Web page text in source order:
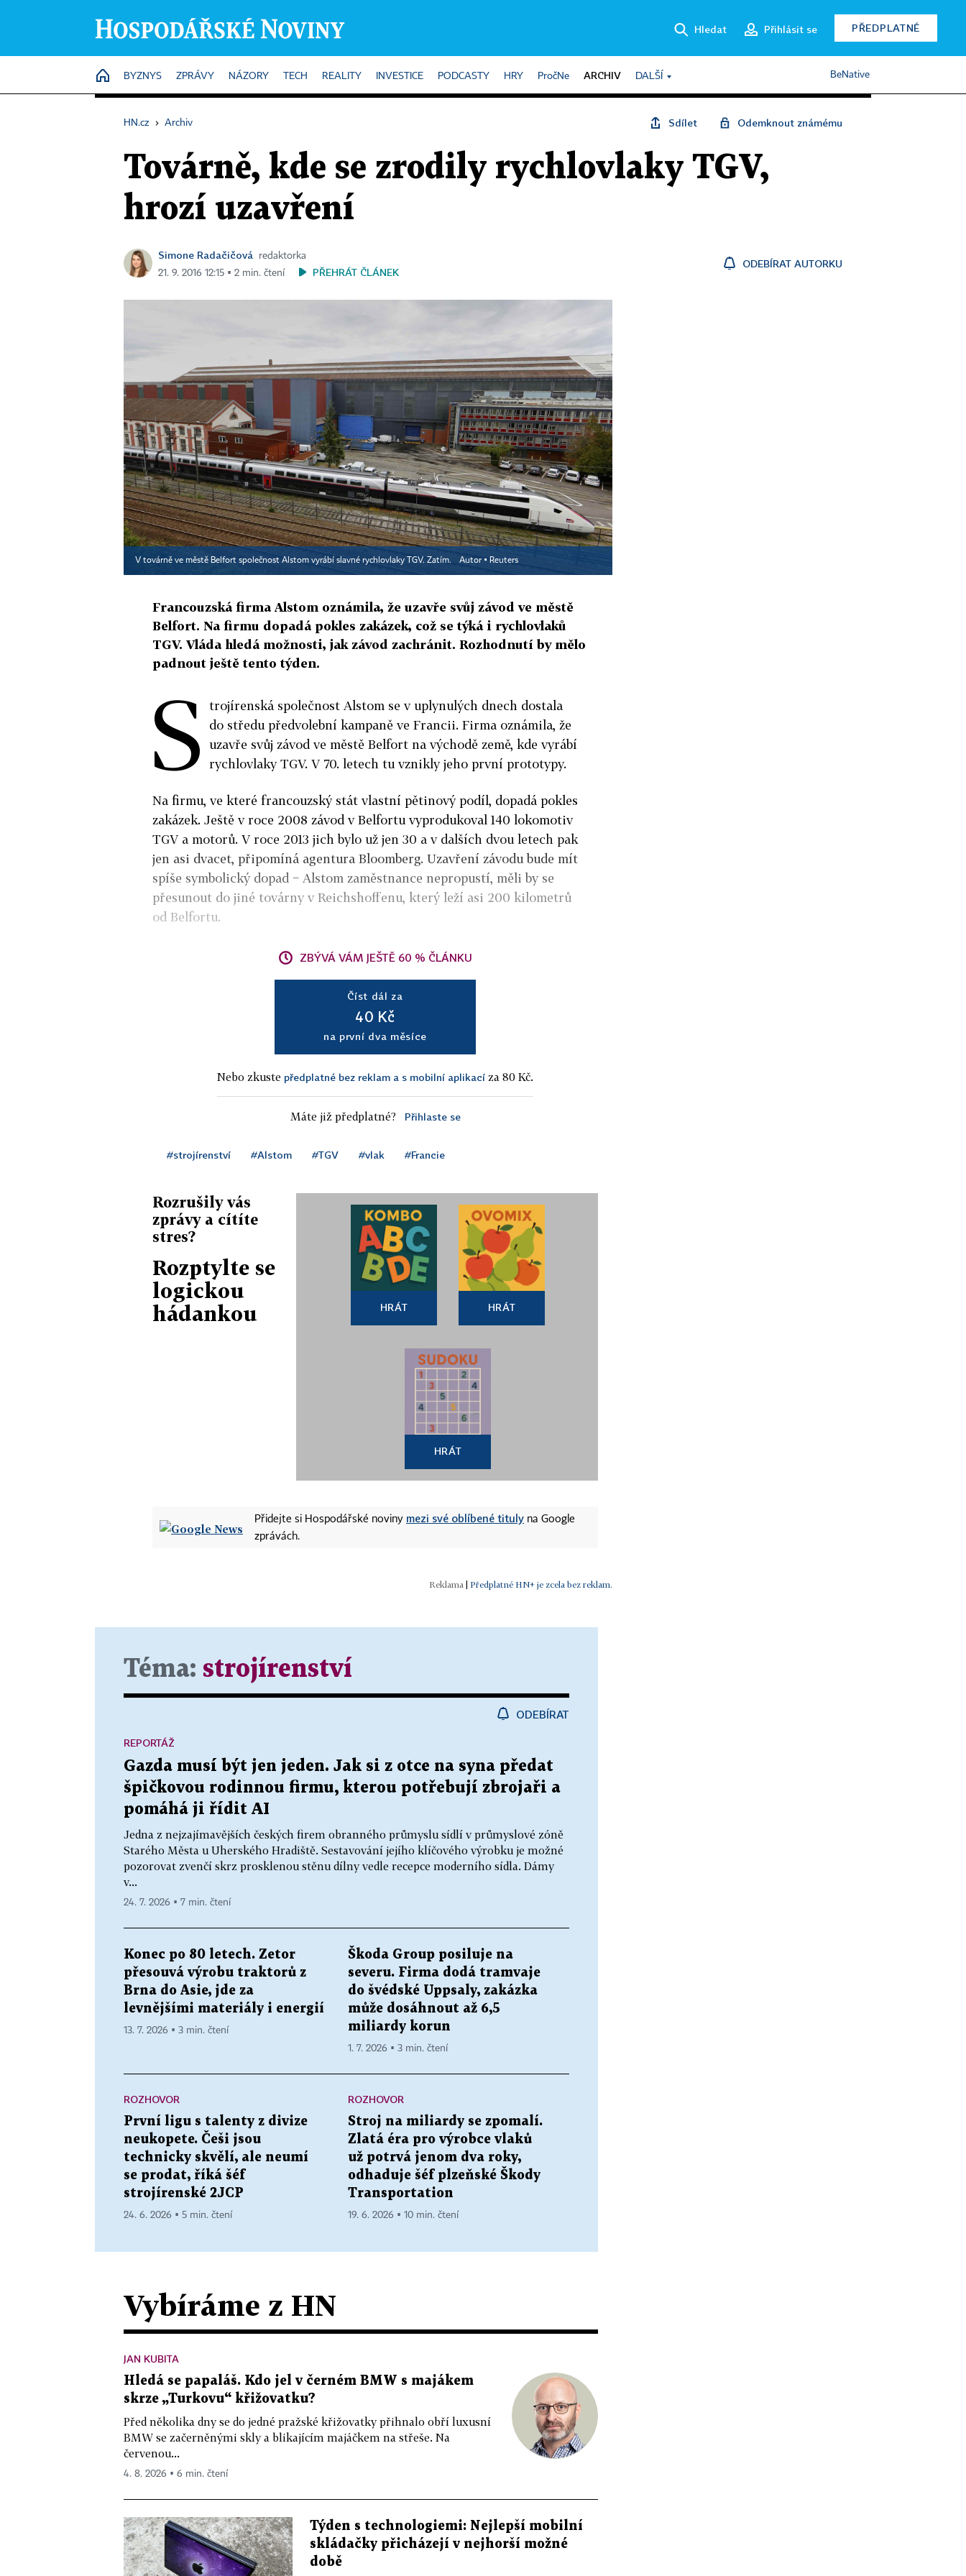
Hledat Přihlásit se PŘEDPLATNÉ
HOME
BYZNYS ZPRÁVY NÁZORY TECH REALITY INVESTICE PODCASTY HRY PročNe ARCHIV DALŠÍ BeNative
HN.cz › Archiv Sdílet Odemknout známému
Továrně, kde se zrodily rychlovlaky TGV,
hrozí uzavření
Simone Radačičová
redaktorka
21. 9. 2016 12:15 ▪ 2 min. čtení
PŘEHRÁT ČLÁNEK
ODEBÍRAT AUTORKU
V továrně ve městě Belfort společnost Alstom vyrábí slavné rychlovlaky TGV. Zatím. Autor ▪ Reuters
Francouzská firma Alstom oznámila, že uzavře svůj závod ve městě
Belfort. Na firmu dopadá pokles zakázek, což se týká i rychlovlaků
TGV. Vláda hledá možnosti, jak závod zachránit. Rozhodnutí by mělo
padnout ještě tento týden.
S
trojírenská společnost Alstom se v uplynulých dnech dostala
do středu předvolební kampaně ve Francii. Firma oznámila, že
uzavře svůj závod ve městě Belfort na východě země, kde vyrábí
rychlovlaky TGV. V 70. letech tu vznikly jeho první prototypy.
Na firmu, ve které francouzský stát vlastní pětinový podíl, dopadá pokles
zakázek. Ještě v roce 2008 závod v Belfortu vyprodukoval 140 lokomotiv
TGV a motorů. V roce 2013 jich bylo už jen 30 a v dalších dvou letech pak
jen asi dvacet, připomíná agentura Bloomberg. Uzavření závodu bude mít
spíše symbolický dopad − Alstom zaměstnance nepropustí, měli by se
přesunout do jiné továrny v Reichshoffenu, který leží asi 200 kilometrů
od Belfortu.
ZBÝVÁ VÁM JEŠTĚ 60 % ČLÁNKU
Číst dál za
40 Kč
na první dva měsíce
Nebo zkuste předplatné bez reklam a s mobilní aplikací za 80 Kč.
Máte již předplatné? Přihlaste se
#strojírenství #Alstom #TGV #vlak #Francie
Rozrušily vás
zprávy a cítíte
stres?
Rozptylte se
logickou
hádankou
HRÁT HRÁT
HRÁT
Přidejte si Hospodářské noviny mezi své oblíbené tituly na Google
zprávách.
| Předplatné HN+ je zcela bez reklam.
Téma: strojírenství
ODEBÍRAT
Gazda musí být jen jeden. Jak si z otce na syna předat
špičkovou rodinnou firmu, kterou potřebují zbrojaři a
pomáhá ji řídit AI
Jedna z nejzajímavějších českých firem obranného průmyslu sídlí v průmyslové zóně
Starého Města u Uherského Hradiště. Sestavování jejího klíčového výrobku je možné
pozorovat zvenčí skrz prosklenou stěnu dílny vedle recepce moderního sídla. Dámy
v...
REPORTÁŽ
24. 7. 2026 ▪ 7 min. čtení
Konec po 80 letech. Zetor
přesouvá výrobu traktorů z
Brna do Asie, jde za
levnějšími materiály i energií
13. 7. 2026 ▪ 3 min. čtení
Škoda Group posiluje na
severu. Firma dodá tramvaje
do švédské Uppsaly, zakázka
může dosáhnout až 6,5
miliardy korun
1. 7. 2026 ▪ 3 min. čtení
ROZHOVOR
První ligu s talenty z divize
neukopete. Češi jsou
technicky skvělí, ale neumí
se prodat, říká šéf
strojírenské 2JCP
24. 6. 2026 ▪ 5 min. čtení
ROZHOVOR
Stroj na miliardy se zpomalí.
Zlatá éra pro výrobce vlaků
už potrvá jenom dva roky,
odhaduje šéf plzeňské Škody
Transportation
19. 6. 2026 ▪ 10 min. čtení
Vybíráme z HN
JAN KUBITA
Hledá se papaláš. Kdo jel v černém BMW s majákem
skrze „Turkovu“ křižovatku?
Před několika dny se do jedné pražské křižovatky přihnalo obří luxusní
BMW se začerněnými skly a blikajícím majáčkem na střeše. Na
červenou...
4. 8. 2026 ▪ 6 min. čtení
Týden s technologiemi: Nejlepší mobilní
skládačky přicházejí v nejhorší možné
době